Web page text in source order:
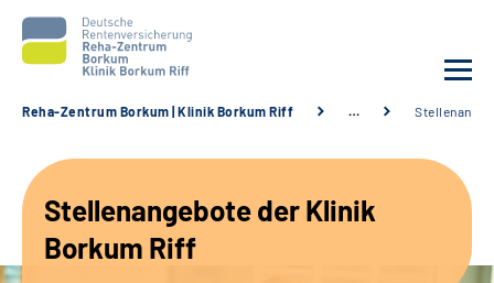
Unsere Angebote
Reha-Zentrum Borkum | Klinik Borkum Riff …
Stellenangebote der Klinik
Borkum Riff